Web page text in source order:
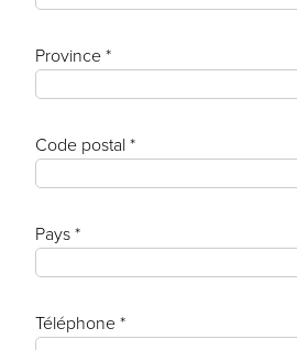
Province *
Code postal *
Pays *
Téléphone *